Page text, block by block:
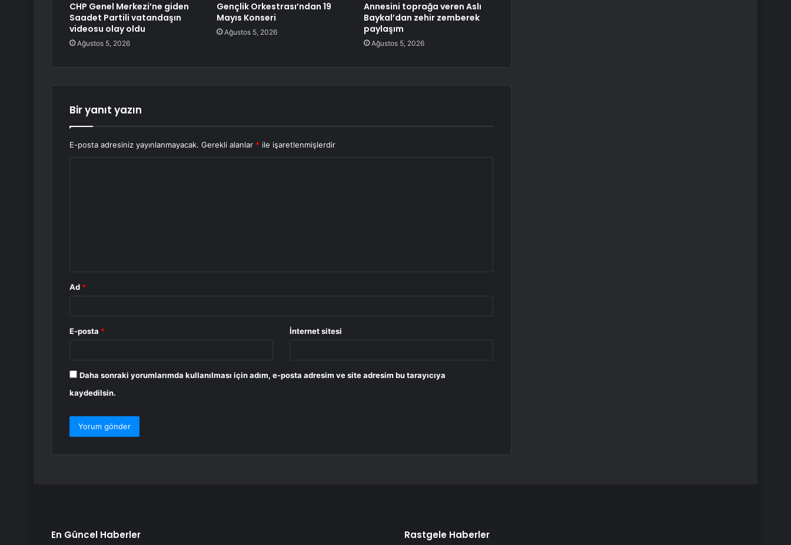
CHP Genel Merkezi’ne giden
Saadet Partili vatandaşın
videosu olay oldu
Ağustos 5, 2026
Gençlik Orkestrası’ndan 19
Mayıs Konseri
Ağustos 5, 2026
Annesini toprağa veren Aslı
Baykal’dan zehir zemberek
paylaşım
Ağustos 5, 2026
Bir yanıt yazın
E-posta adresiniz yayınlanmayacak. Gerekli alanlar * ile işaretlenmişlerdir
Ad *
E-posta * İnternet sitesi
Daha sonraki yorumlarımda kullanılması için adım, e-posta adresim ve site adresim bu tarayıcıya
kaydedilsin.
En Güncel Haberler Rastgele Haberler